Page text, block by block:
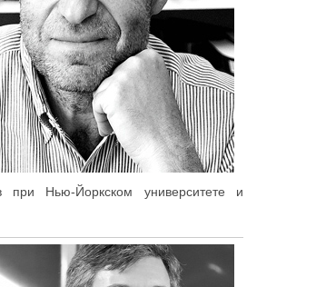
Нью-Йоркском университете и